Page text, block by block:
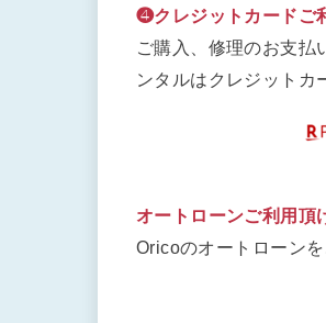
❹クレジットカードご
ご購入、修理のお支
ンタルはクレジットカ
オートローンご利用頂
Oricoのオートローンを